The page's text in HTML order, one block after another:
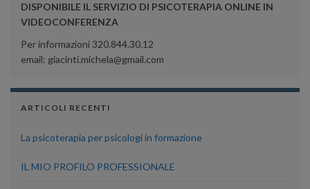
DISPONIBILE IL SERVIZIO DI PSICOTERAPIA ONLINE IN
VIDEOCONFERENZA
Per informazioni 320.844.30.12
email: giacinti.michela@gmail.com
ARTICOLI RECENTI
La psicoterapia per psicologi in formazione
IL MIO PROFILO PROFESSIONALE